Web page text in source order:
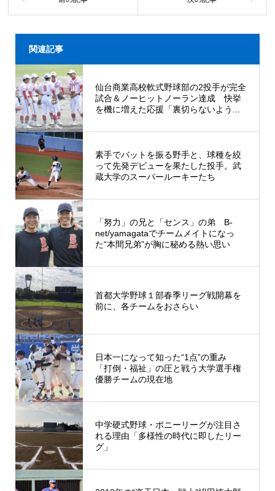
関連記事
仙台商業高校軟式野球部の2投手が完全
試合＆ノーヒットノーラン達成 快挙
を機に増えた応援「裏切らないよう...
素手でバットを振る野手と、球種を絞
って先発デビューを果たした投手。武
蔵大学のスーパールーキーたち
「努力」の兄と「センス」の弟 B-
net/yamagataでチームメイトになっ
た“本間兄弟”が胸に秘める熱い思い
首都大学野球１部春季リーグ戦開幕を
前に、各チームをおさらい
日本一になって知った“1点”の重み
「打倒・福祉」の圧と戦う大学選手権
優勝チームの現在地
中学硬式野球・ポニーリーグが注目さ
れる理由「多様性の時代に即したリー
グ」